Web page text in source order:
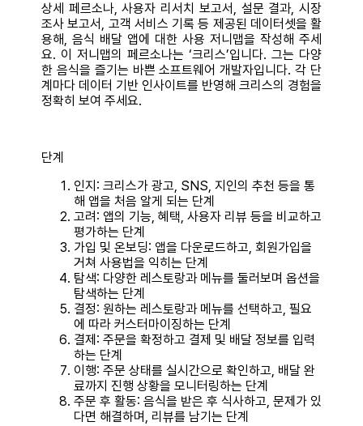
상세 페르소나, 사용자 리서치 보고서, 설문 결과, 시장
조사 보고서, 고객 서비스 기록 등 제공된 데이터셋을 활
용해, 음식 배달 앱에 대한 사용 저니맵을 작성해 주세
요. 이 저니맵의 페르소나는 ‘크리스’입니다. 그는 다양
한 음식을 즐기는 바쁜 소프트웨어 개발자입니다. 각 단
계마다 데이터 기반 인사이트를 반영해 크리스의 경험을
정확히 보여 주세요.
단계
인지: 크리스가 광고, SNS, 지인의 추천 등을 통
해 앱을 처음 알게 되는 단계
고려: 앱의 기능, 혜택, 사용자 리뷰 등을 비교하고
평가하는 단계
가입 및 온보딩: 앱을 다운로드하고, 회원가입을
거쳐 사용법을 익히는 단계
탐색: 다양한 레스토랑과 메뉴를 둘러보며 옵션을
탐색하는 단계
결정: 원하는 레스토랑과 메뉴를 선택하고, 필요
에 따라 커스터마이징하는 단계
결제: 주문을 확정하고 결제 및 배달 정보를 입력
하는 단계
이행: 주문 상태를 실시간으로 확인하고, 배달 완
료까지 진행 상황을 모니터링하는 단계
주문 후 활동: 음식을 받은 후 식사하고, 문제가 있
다면 해결하며, 리뷰를 남기는 단계